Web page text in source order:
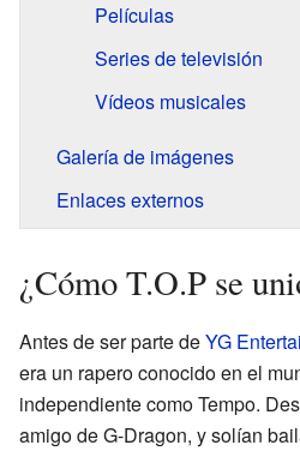
Películas
Series de televisión
Vídeos musicales
Galería de imágenes
Enlaces externos
¿Cómo T.O.P se
Antes de ser parte deYG
era un rapero conocido en el
independiente como Tempo.
amigo de G-Dragon, y solían